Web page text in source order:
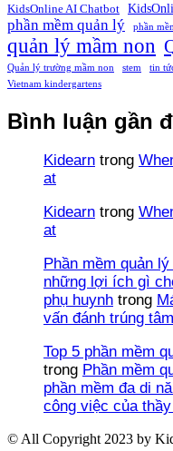
KidsOnline AI Chatbot
phần mềm quản lý phần
quản lý mầm non
Quản lý trường mầm non stem tin
Vietnam kindergartens
Bình luận gần
Kidearn trong
at
Kidearn trong
at
Phần mềm quản
những lợi ích gì
phụ huynh trong
vấn đánh trúng
Top 5 phần mềm
trong Phần mềm
phần mềm đa di
công việc của
© All Copyright 2023 by